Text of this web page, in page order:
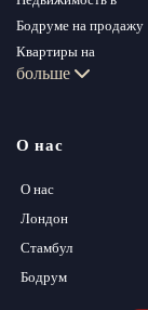
Бодруме на продажу
Квартиры на
продажу в Стамбуле
Квартиры на
продажу в Анталии
больше
О нас
О нас
Лондон
Стамбул
Бодрум